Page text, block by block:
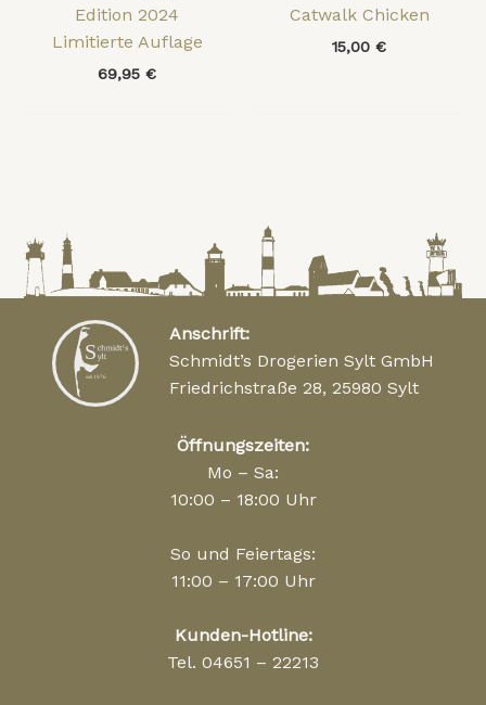
Edition 2024
Limitierte Auflage
69,95 €
Catwalk Chicken
15,00 €
Anschrift:
Schmidt’s Drogerien Sylt GmbH
Friedrichstraße 28, 25980 Sylt
Öffnungszeiten:
Mo – Sa:
10:00 – 18:00 Uhr
So und Feiertags:
11:00 – 17:00 Uhr
Kunden-Hotline:
Tel. 04651 – 22213